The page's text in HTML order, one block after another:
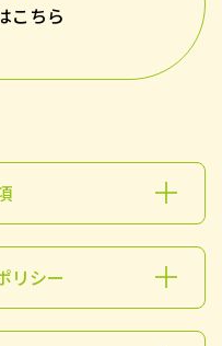
こちら
リシー